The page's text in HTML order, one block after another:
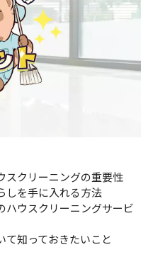
スクリーニングの重要性
しを手に入れる方法
ハウスクリーニングサービ
て知っておきたいこと